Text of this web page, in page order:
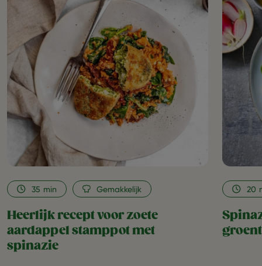
Heerlijk
recept
voor
aardappel
stamppot
met
spinazie
as
favorite
Heerlijk recept voor zoete
aardappel stamppot met
spinazie
35 min Gemakkelijk 20